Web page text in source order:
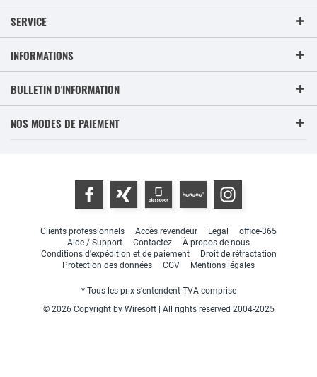
SERVICE
INFORMATIONS
BULLETIN D'INFORMATION
NOS MODES DE PAIEMENT
Clients professionnels Accès revendeur Legal
office-365
Aide / Support
Contactez
À propos de nous
Conditions d'expédition et de paiement
Droit de rétractation
Protection des données
CGV Mentions légales
* Tous les prix s'entendent TVA comprise
© 2026 Copyright by Wiresoft | All rights reserved 2004-2025